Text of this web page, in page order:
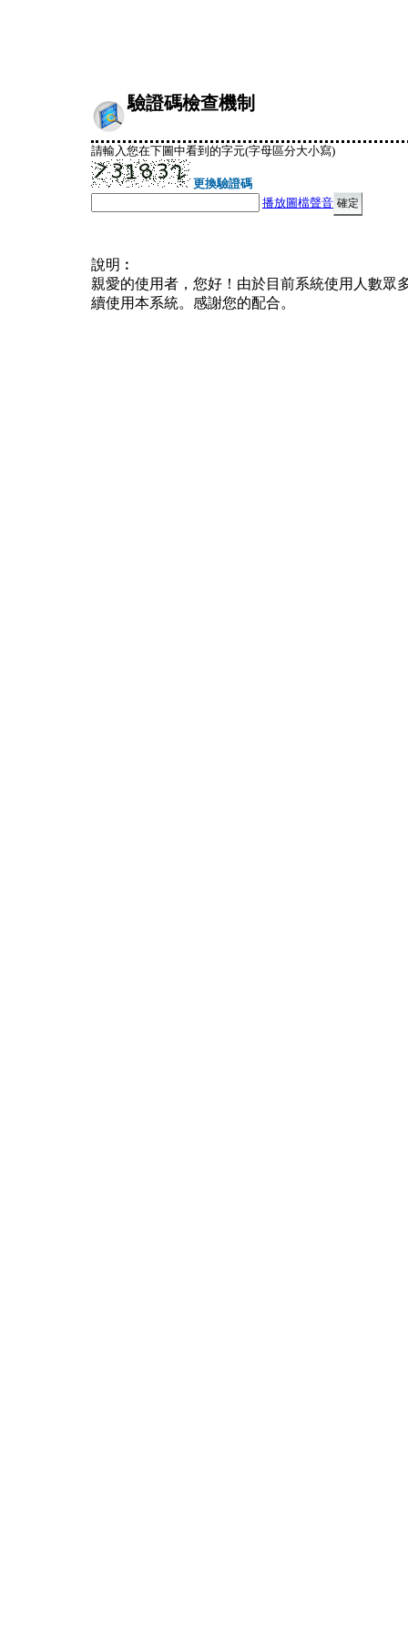
驗證碼檢查機制
請輸入您在下圖中看到的字元(字母區分大小寫)
更換驗證碼
播放圖檔聲音
說明︰
親愛的使用者，您好！由於目前系統使用人數眾
續使用本系統。感謝您的配合。